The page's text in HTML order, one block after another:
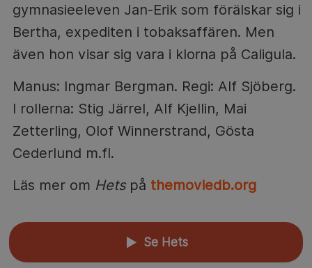
gymnasieeleven Jan-Erik som förälskar sig i
Bertha, expediten i tobaksaffären. Men
även hon visar sig vara i klorna på Caligula.
Manus: Ingmar Bergman. Regi: Alf Sjöberg.
I rollerna: Stig Järrel, Alf Kjellin, Mai
Zetterling, Olof Winnerstrand, Gösta
Cederlund m.fl.
Läs mer om Hetspå themoviedb.org
▲ Se Hets